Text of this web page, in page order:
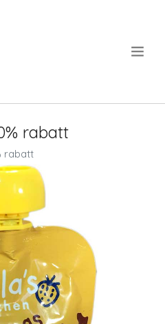
rabatt
rabatt